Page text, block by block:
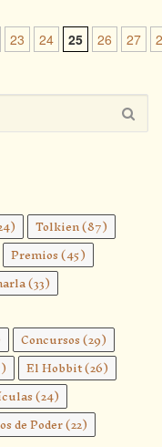
23 24 25 26 27
Tolkien(87)
Premios(45)
(33)
Concursos(29)
El Hobbit(26)
(24)
de Poder(22)